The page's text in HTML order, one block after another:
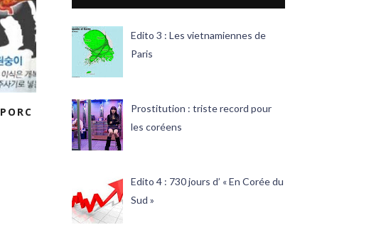
Edito 3 : Les vietnamiennes de
Paris
Prostitution : triste record pour
les coréens
Edito 4 : 730 jours d’ « En Corée du
Sud »